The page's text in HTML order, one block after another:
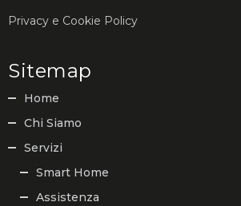
Privacy e Cookie Policy
Sitemap
Home
Chi Siamo
Servizi
Smart Home
Assistenza